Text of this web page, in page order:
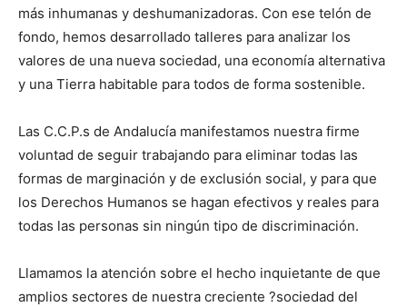
más inhumanas y deshumanizadoras. Con ese telón de
fondo, hemos desarrollado talleres para analizar los
valores de una nueva sociedad, una economía alternativa
y una Tierra habitable para todos de forma sostenible.
Las C.C.P.s de Andalucía manifestamos nuestra firme
voluntad de seguir trabajando para eliminar todas las
formas de marginación y de exclusión social, y para que
los Derechos Humanos se hagan efectivos y reales para
todas las personas sin ningún tipo de discriminación.
Llamamos la atención sobre el hecho inquietante de que
amplios sectores de nuestra creciente ?sociedad del